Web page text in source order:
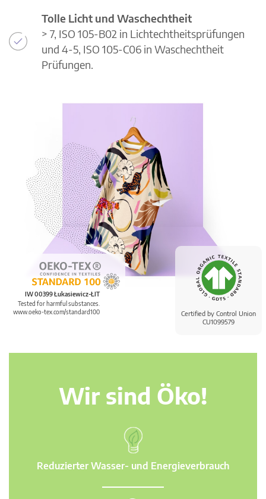
Certified by Control Union
CU1099579
IW 00399 Łukasiewicz-ŁIT
Tested for harmful substances.
www.oeko-tex.com/standard100
Tolle Licht und Waschechtheit
> 7, ISO 105-B02 in Lichtechtheitsprüfungen
und 4-5, ISO 105-C06 in Waschechtheit
Prüfungen.
Wir sind Öko!
Reduzierter Wasser- und Energieverbrauch